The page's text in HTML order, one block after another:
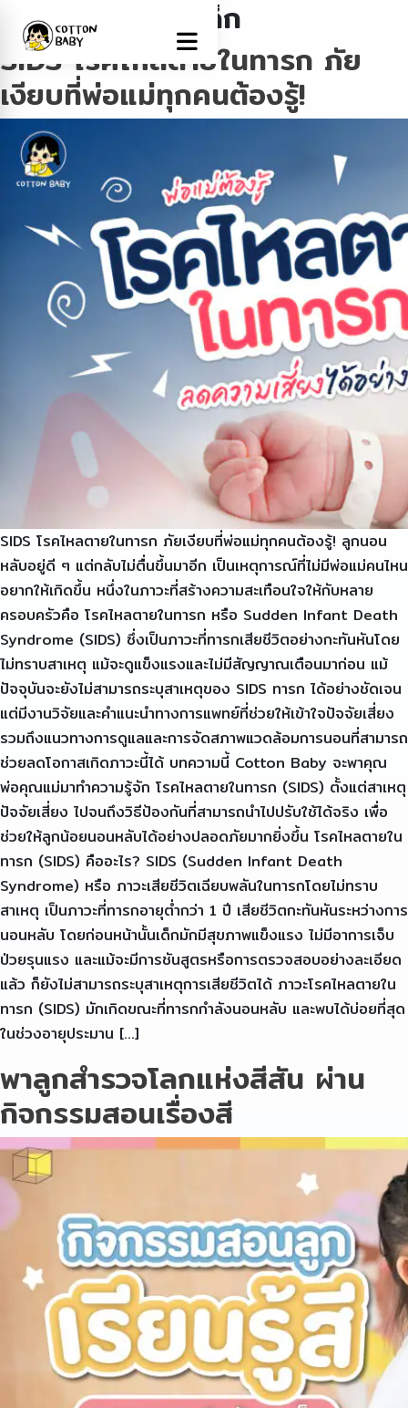
Tag:พัฒนาการเด็ก
SIDS โรคไหลตายในทารก ภัย
เงียบที่พ่อแม่ทุกคนต้องรู้!
SIDS โรคไหลตายในทารก ภัยเงียบที่พ่อแม่ทุกคนต้องรู้! ลูกนอน
หลับอยู่ดี ๆ แต่กลับไม่ตื่นขึ้นมาอีก เป็นเหตุการณ์ที่ไม่มีพ่อแม่คนไหน
อยากให้เกิดขึ้น หนึ่งในภาวะที่สร้างความสะเทือนใจให้กับหลาย
ครอบครัวคือ โรคไหลตายในทารก หรือ Sudden Infant Death
Syndrome (SIDS) ซึ่งเป็นภาวะที่ทารกเสียชีวิตอย่างกะทันหันโดย
ไม่ทราบสาเหตุ แม้จะดูแข็งแรงและไม่มีสัญญาณเตือนมาก่อน แม้
ปัจจุบันจะยังไม่สามารถระบุสาเหตุของ SIDS ทารก ได้อย่างชัดเจน
แต่มีงานวิจัยและคำแนะนำทางการแพทย์ที่ช่วยให้เข้าใจปัจจัยเสี่ยง
รวมถึงแนวทางการดูแลและการจัดสภาพแวดล้อมการนอนที่สามารถ
ช่วยลดโอกาสเกิดภาวะนี้ได้ บทความนี้ Cotton Baby จะพาคุณ
พ่อคุณแม่มาทำความรู้จัก โรคไหลตายในทารก (SIDS) ตั้งแต่สาเหตุ
ปัจจัยเสี่ยง ไปจนถึงวิธีป้องกันที่สามารถนำไปปรับใช้ได้จริง เพื่อ
ช่วยให้ลูกน้อยนอนหลับได้อย่างปลอดภัยมากยิ่งขึ้น โรคไหลตายใน
ทารก (SIDS) คืออะไร? SIDS (Sudden Infant Death
Syndrome) หรือ ภาวะเสียชีวิตเฉียบพลันในทารกโดยไม่ทราบ
สาเหตุ เป็นภาวะที่ทารกอายุต่ำกว่า 1 ปี เสียชีวิตกะทันหันระหว่างการ
นอนหลับ โดยก่อนหน้านั้นเด็กมักมีสุขภาพแข็งแรง ไม่มีอาการเจ็บ
ป่วยรุนแรง และแม้จะมีการชันสูตรหรือการตรวจสอบอย่างละเอียด
แล้ว ก็ยังไม่สามารถระบุสาเหตุการเสียชีวิตได้ ภาวะโรคไหลตายใน
ทารก (SIDS) มักเกิดขณะที่ทารกกำลังนอนหลับ และพบได้บ่อยที่สุด
ในช่วงอายุประมาน […]
พาลูกสำรวจโลกแห่งสีสัน ผ่าน
กิจกรรมสอนเรื่องสี